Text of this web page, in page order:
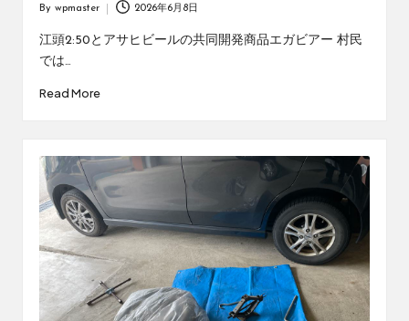
by
By wpmaster 2026年6月8日
江頭2:50とアサヒビールの共同開発商品エガビアー 村民
では…
Read More